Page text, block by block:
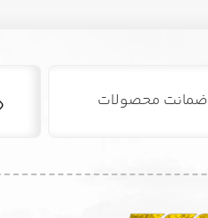
ضمانت محصولات